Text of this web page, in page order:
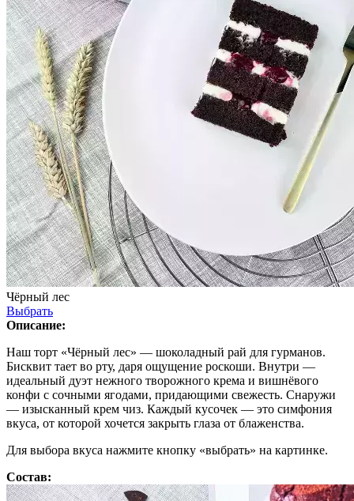
Чёрный лес
Выбрать
Описание:
Наш торт «Чёрный лес» — шоколадный рай для гурманов.
Бисквит тает во рту, даря ощущение роскоши. Внутри —
идеальный дуэт нежного творожного крема и вишнёвого
конфи с сочными ягодами, придающими свежесть. Снаружи
— изысканный крем чиз. Каждый кусочек — это симфония
вкуса, от которой хочется закрыть глаза от блаженства.
Для выбора вкуса нажмите кнопку «выбрать» на картинке.
Состав: